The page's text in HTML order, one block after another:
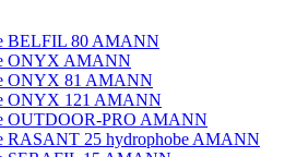
BELFIL 80 AMANN
ONYX AMANN
ONYX 81 AMANN
ONYX 121 AMANN
OUTDOOR-PRO AMANN
RASANT 25 hydrophobe AMANN